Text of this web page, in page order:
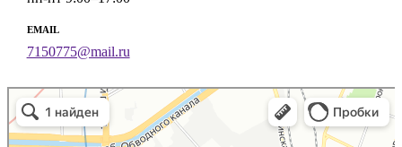
EMAIL
7150775@mail.ru
Торговая компания Europek
Продукты питания оптом в Санкт‑Петербурге